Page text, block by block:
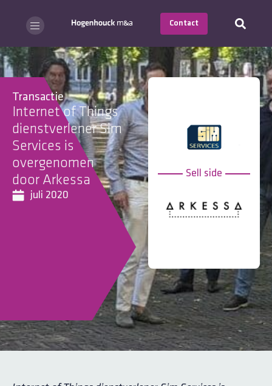
Contact
Transactie
Internet of Things
dienstverlener Sim
Services is
overgenomen
door Arkessa
juli 2020
Sell side